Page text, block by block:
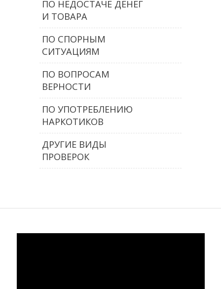
ПО НЕДОСТАЧЕ ДЕНЕГ
И ТОВАРА
ПО СПОРНЫМ
СИТУАЦИЯМ
ПО ВОПРОСАМ
ВЕРНОСТИ
ПО УПОТРЕБЛЕНИЮ
НАРКОТИКОВ
ДРУГИЕ ВИДЫ
ПРОВЕРОК